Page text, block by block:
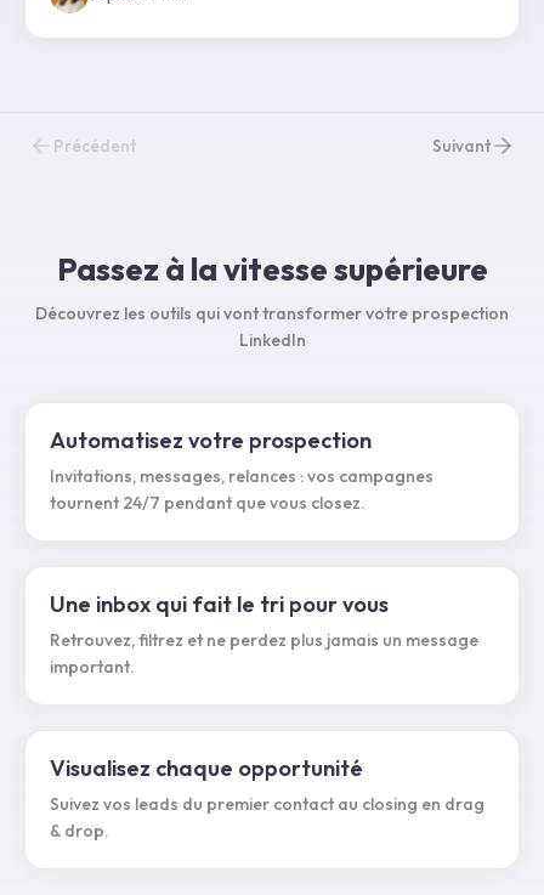
Précédent Suivant
Passez à la vitesse supérieure
Découvrez les outils qui vont transformer votre prospection
LinkedIn
Automatisez votre prospection
Invitations, messages, relances : vos campagnes
tournent 24/7 pendant que vous closez.
Une inbox qui fait le tri pour vous
Retrouvez, filtrez et ne perdez plus jamais un message
important.
Visualisez chaque opportunité
Suivez vos leads du premier contact au closing en drag
& drop.